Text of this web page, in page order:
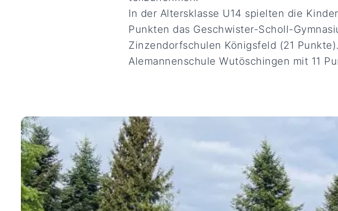
In der Altersklasse U14 spielten die
Punkten das Geschwister-Scholl-
Zinzendorfschulen Königsfeld (21
Alemannenschule Wutöschingen mit 11